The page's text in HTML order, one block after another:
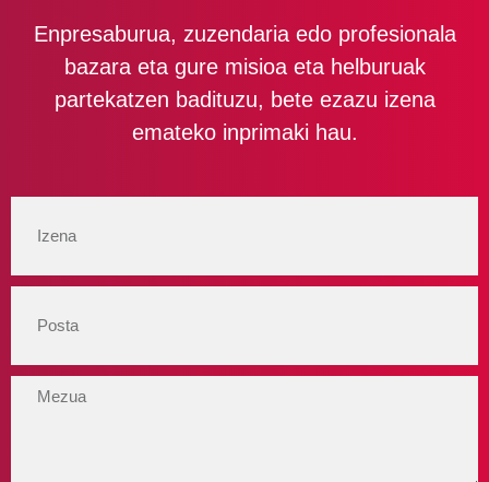
Enpresaburua, zuzendaria edo profesionala
bazara eta gure misioa eta helburuak
partekatzen badituzu, bete ezazu izena
emateko inprimaki hau.